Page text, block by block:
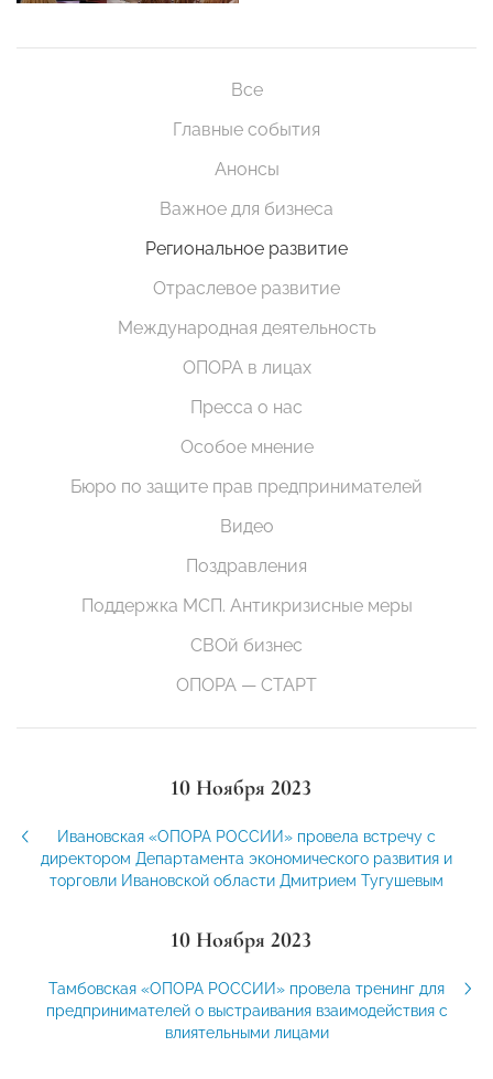
Все
Главные события
Анонсы
Важное для бизнеса
Региональное развитие
Отраслевое развитие
Международная деятельность
ОПОРА в лицах
Пресса о нас
Особое мнение
Бюро по защите прав предпринимателей
Видео
Поздравления
Поддержка МСП. Антикризисные меры
СВОй бизнес
ОПОРА — СТАРТ
10 Ноября 2023
Ивановская «ОПОРА РОССИИ» провела встречу с
директором Департамента экономического развития и
торговли Ивановской области Дмитрием Тугушевым
10 Ноября 2023
Тамбовская «ОПОРА РОССИИ» провела тренинг для
предпринимателей о выстраивания взаимодействия с
влиятельными лицами